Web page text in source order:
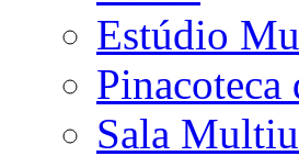
Estúdio
Pinacoteca
Sala